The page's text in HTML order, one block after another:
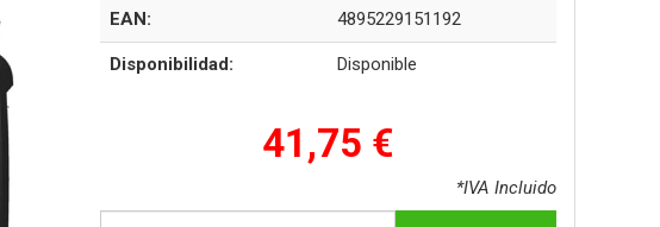
EAN: 4895229151192
Disponibilidad: Disponible
41,75 €
*IVA Incluido